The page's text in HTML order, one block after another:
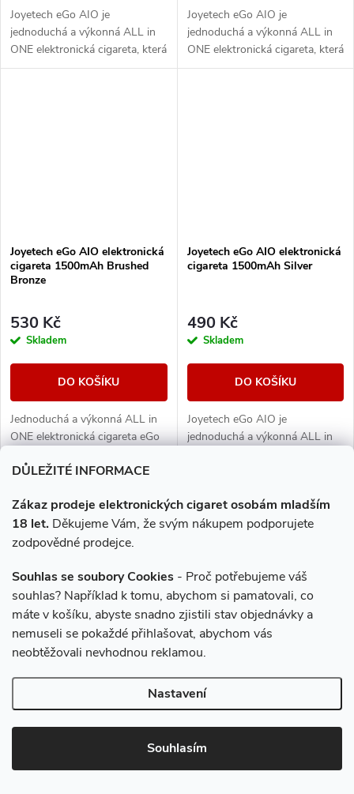
DŮLEŽITÉ INFORMACE
Zákaz prodeje elektronických cigaret osobám mladším
18 let. Děkujeme Vám, že svým nákupem podporujete
zodpovědné prodejce.
Souhlas se soubory Cookies - Proč potřebujeme váš
souhlas? Například k tomu, abychom si pamatovali, co
máte v košíku, abyste snadno zjistili stav objednávky a
nemuseli se pokaždé přihlašovat, abychom vás
neobtěžovali nevhodnou reklamou.
Nastavení
Souhlasím
Joyetech eGo AIO je
jednoduchá a výkonná ALL in
ONE elektronická cigareta, která
svými vlastnostmi uspokojí jak
Joyetech eGo AIO je
jednoduchá a výkonná ALL in
ONE elektronická cigareta, která
svými vlastnostmi uspokojí jak
Joyetech eGo AIO elektronická
cigareta 1500mAh Brushed
Bronze
530 Kč
Skladem
DO KOŠÍKU
Jednoduchá a výkonná ALL in
ONE elektronická cigareta eGo
barevná provedení. Nyní se
clearomizer...
Joyetech eGo AIO elektronická
cigareta 1500mAh Silver
490 Kč
Skladem
DO KOŠÍKU
Joyetech eGo AIO je
jednoduchá a výkonná ALL in
uživatele,...
Joyetech eGo Nano Pod
249 Kč
Joyetech eGo Nano Pod
249 Kč
Skladem